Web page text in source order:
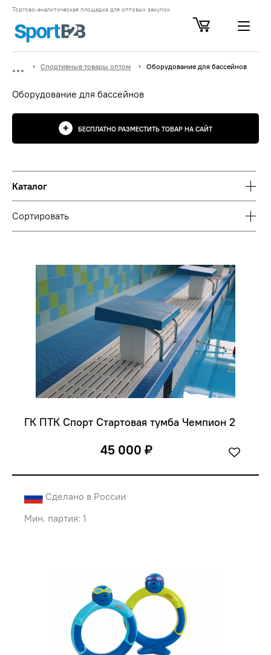
Торгово-аналитическая площадка для оптовых закупок
Спортивные товары оптом Оборудование для бассейнов
Оборудование для бассейнов
БЕСПЛАТНО РАЗМЕСТИТЬ ТОВАР НА САЙТ
Каталог
Сортировать
ГК ПТК Спорт Стартовая тумба Чемпион 2
45 000 ₽
Сделано в России
Мин. партия: 1